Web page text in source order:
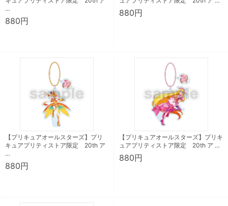
…
880円
880円
【プリキュアオールスターズ】プリ
キュアプリティストア限定 20th ア
…
880円
【プリキュアオールスターズ】プリキ
ュアプリティストア限定 20th ア …
880円